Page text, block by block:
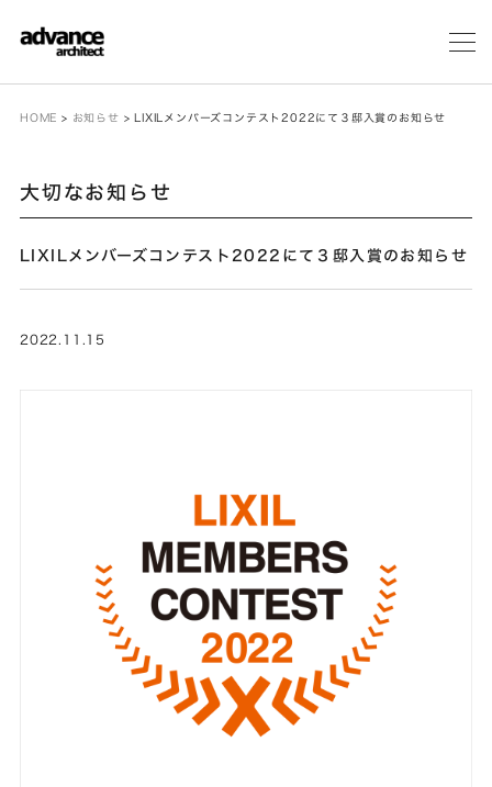
メ
HOME > お知らせ > LIXILメンバーズコンテスト2022にて３邸入賞のお知らせ
大切なお知らせ
LIXILメンバーズコンテスト2022にて３邸入賞のお知らせ
2022.11.15